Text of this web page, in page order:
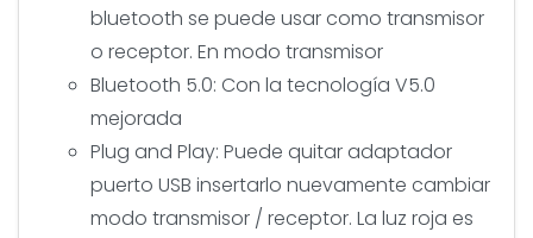
bluetooth se puede usar como transmisor
o receptor. En modo transmisor
Bluetooth 5.0: Con la tecnología V5.0
mejorada
Plug and Play: Puede quitar adaptador
puerto USB insertarlo nuevamente cambiar
modo transmisor / receptor. La luz roja es